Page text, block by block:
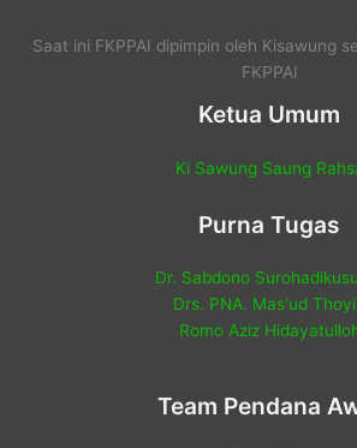
Saat ini FKPPAI dipimpin oleh Kisawung
FKPPAI
Ketua Umum
Ki Sawung Saung
Purna Tugas
Dr. Sabdono
Drs. PNA. Mas'ud
Romo Aziz
Team Pendana